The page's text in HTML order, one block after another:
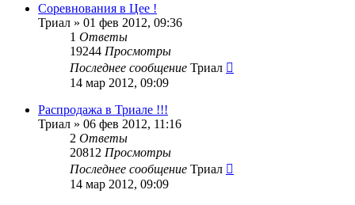
Соревнования в Цее !
Триал » 01 фев 2012, 09:36
1 Ответы
19244 Просмотры
Последнее сообщение Триал
14 мар 2012, 09:09
Распродажа в Триале !!!
Триал » 06 фев 2012, 11:16
2 Ответы
20812 Просмотры
Последнее сообщение Триал
14 мар 2012, 09:09